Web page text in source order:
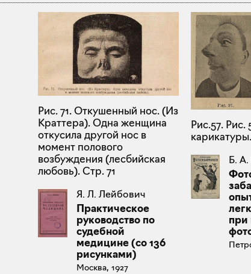
Рис. 71. Откушенный нос. (Из
Краттера). Одна женщина
откусила другой нос в
момент полового
возбуждения (лесбийская
любовь). Стр. 71
Я. Л. Лейбович
Практическое
руководство по
судебной
медицине (со 136
рисунками)
Москва, 1927
Рис.57. Рис.
Б.